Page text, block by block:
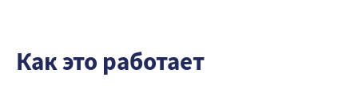
Как это работает